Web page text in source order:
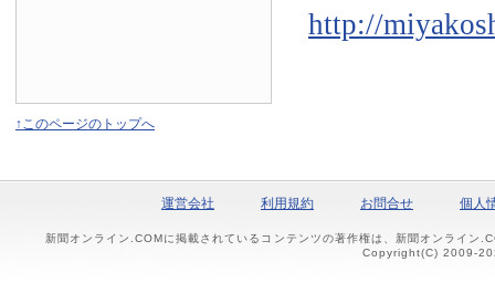
http://
↑このページのトップへ
運営会社 利用規約 お問合せ 個人
新聞オンライン.COMに掲載されているコンテンツの著作権は、新聞オンライン
Copyright(C) 2009-